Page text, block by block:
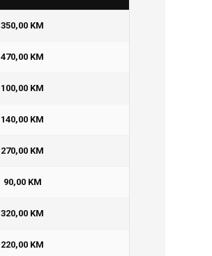
350,00 KM
470,00 KM
100,00 KM
140,00 KM
270,00 KM
90,00 KM
320,00 KM
220,00 KM